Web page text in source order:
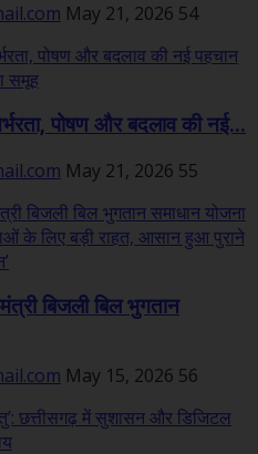
May 21, 2026 54
पोषण और बदलाव की नई...
May 21, 2026 55
बिजली बिल भुगतान
May 15, 2026 56